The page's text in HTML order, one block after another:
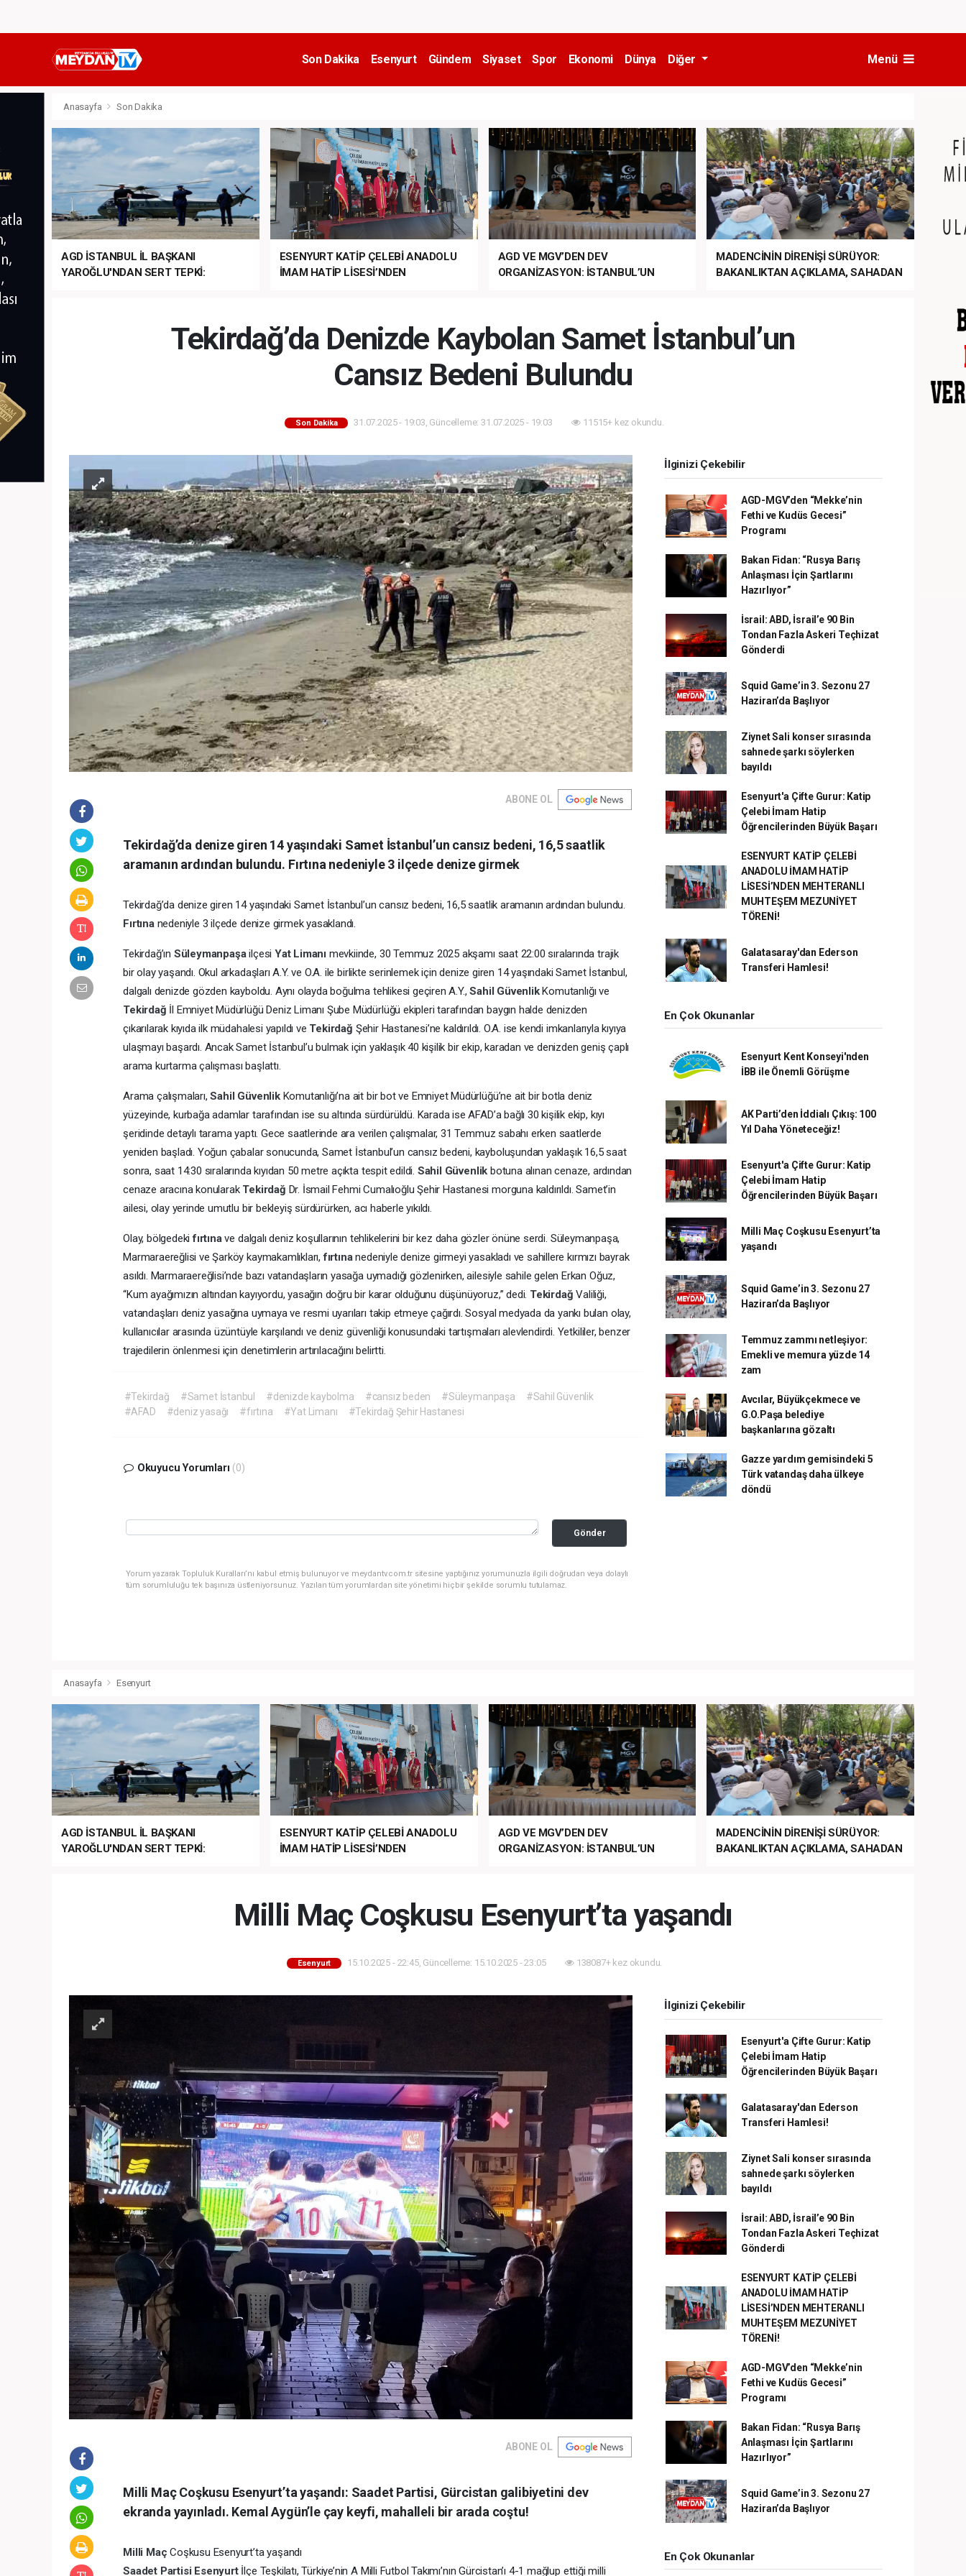
Son Dakika Esenyurt Gündem Siyaset Spor Ekonomi Dünya Diğer Menü
Anasayfa Son Dakika
AGD İSTANBUL İL BAŞKANI
YAROĞLU'NDAN SERT TEPKİ:
ESENYURT KATİP ÇELEBİ ANADOLU
İMAM HATİP LİSESİ’NDEN
AGD VE MGV’DEN DEV
ORGANİZASYON: İSTANBUL’UN
MADENCİNİN DİRENİŞİ SÜRÜYOR:
BAKANLIKTAN AÇIKLAMA, SAHADAN
Tekirdağ’da Denizde Kaybolan Samet İstanbul’un
Cansız Bedeni Bulundu
Son Dakika 31.07.2025 - 19:03, Güncelleme: 31.07.2025 - 19:03 11515+ kez okundu.
ABONE OL
Tekirdağ’da denize giren 14 yaşındaki Samet İstanbul’un cansız bedeni, 16,5 saatlik
aramanın ardından bulundu. Fırtına nedeniyle 3 ilçede denize girmek
Tekirdağ’da denize giren 14 yaşındaki Samet İstanbul’un cansız bedeni, 16,5 saatlik aramanın ardından bulundu.
Fırtına nedeniyle 3 ilçede denize girmek yasaklandı.
Tekirdağ’ın Süleymanpaşailçesi Yat Limanı mevkiinde, 30 Temmuz 2025 akşamı saat 22:00 sıralarında trajik
bir olay yaşandı. Okul arkadaşları A.Y. ve O.A. ile birlikte serinlemek için denize giren 14 yaşındaki Samet İstanbul,
dalgalı denizde gözden kayboldu. Aynı olayda boğulma tehlikesi geçiren A.Y.,Sahil GüvenlikKomutanlığı ve
Tekirdağ İl Emniyet Müdürlüğü Deniz Limanı Şube Müdürlüğü ekipleri tarafından baygın halde denizden
çıkarılarak kıyıda ilk müdahalesi yapıldı ve Tekirdağ Şehir Hastanesi’ne kaldırıldı. O.A. ise kendi imkanlarıyla kıyıya
ulaşmayı başardı. Ancak Samet İstanbul’u bulmak için yaklaşık 40 kişilik bir ekip, karadan ve denizden geniş çaplı
arama kurtarma çalışması başlattı.
Arama çalışmaları,Sahil Güvenlik Komutanlığı’na ait bir bot ve Emniyet Müdürlüğü’ne ait bir botla deniz
yüzeyinde, kurbağa adamlar tarafından ise su altında sürdürüldü. Karada ise AFAD’a bağlı 30 kişilik ekip, kıyı
şeridinde detaylı tarama yaptı. Gece saatlerinde ara verilen çalışmalar, 31 Temmuz sabahı erken saatlerde
yeniden başladı. Yoğun çabalar sonucunda, Samet İstanbul’un cansız bedeni, kayboluşundan yaklaşık 16,5 saat
sonra, saat 14:30 sıralarında kıyıdan 50 metre açıkta tespit edildi. Sahil Güvenlik botuna alınan cenaze, ardından
cenaze aracına konularak Tekirdağ Dr. İsmail Fehmi Cumalıoğlu Şehir Hastanesi morguna kaldırıldı. Samet’in
ailesi, olay yerinde umutlu bir bekleyiş sürdürürken, acı haberle yıkıldı.
Olay, bölgedekifırtınave dalgalı deniz koşullarının tehlikelerini bir kez daha gözler önüne serdi. Süleymanpaşa,
Marmaraereğlisi ve Şarköy kaymakamlıkları,fırtınanedeniyle denize girmeyi yasakladı ve sahillere kırmızı bayrak
asıldı. Marmaraereğlisi’nde bazı vatandaşların yasağa uymadığı gözlenirken, ailesiyle sahile gelen Erkan Oğuz,
“Kum ayağımızın altından kayıyordu, yasağın doğru bir karar olduğunu düşünüyoruz,” dedi. TekirdağValiliği,
vatandaşları deniz yasağına uymaya ve resmi uyarıları takip etmeye çağırdı. Sosyal medyada da yankı bulan olay,
kullanıcılar arasında üzüntüyle karşılandı ve deniz güvenliği konusundaki tartışmaları alevlendirdi. Yetkililer, benzer
trajedilerin önlenmesi için denetimlerin artırılacağını belirtti.
#Tekirdağ #Samet İstanbul #denizde kaybolma #cansız beden #Süleymanpaşa
#Sahil Güvenlik
#AFAD
#deniz yasağı #fırtına #Yat Limanı #Tekirdağ Şehir Hastanesi
Okuyucu Yorumları (0)
Gönder
Yorum yazarak Topluluk Kuralları’nı kabul etmiş bulunuyor ve meydantv.com.tr sitesine yaptığınız yorumunuzla ilgili doğrudan veya dolaylı
tüm sorumluluğu tek başınıza üstleniyorsunuz. Yazılan tüm yorumlardan site yönetimi hiçbir şekilde sorumlu tutulamaz.
İlginizi Çekebilir
AGD-MGV’den “Mekke’nin
Fethi ve Kudüs Gecesi”
Programı
Bakan Fidan: “Rusya Barış
Anlaşması İçin Şartlarını
Hazırlıyor”
İsrail: ABD, İsrail’e 90 Bin
Tondan Fazla Askeri Teçhizat
Gönderdi
Squid Game’in 3. Sezonu 27
Haziran’da Başlıyor
Ziynet Sali konser sırasında
sahnede şarkı söylerken
bayıldı
Esenyurt'a Çifte Gurur: Katip
Çelebi İmam Hatip
Öğrencilerinden Büyük Başarı
ESENYURT KATİP ÇELEBİ
ANADOLU İMAM HATİP
LİSESİ’NDEN MEHTERANLI
MUHTEŞEM MEZUNİYET
TÖRENİ!
Galatasaray'dan Ederson
Transferi Hamlesi!
En Çok Okunanlar
Esenyurt Kent Konseyi'nden
İBB ile Önemli Görüşme
AK Parti’den İddialı Çıkış: 100
Yıl Daha Yöneteceğiz!
Esenyurt'a Çifte Gurur: Katip
Çelebi İmam Hatip
Öğrencilerinden Büyük Başarı
Milli Maç Coşkusu Esenyurt’ta
yaşandı
Squid Game’in 3. Sezonu 27
Haziran’da Başlıyor
Temmuz zammı netleşiyor:
Emekli ve memura yüzde 14
zam
Avcılar, Büyükçekmece ve
G.O.Paşa belediye
başkanlarına gözaltı
Gazze yardım gemisindeki 5
Türk vatandaş daha ülkeye
döndü
Anasayfa Esenyurt
AGD İSTANBUL İL BAŞKANI
YAROĞLU'NDAN SERT TEPKİ:
ESENYURT KATİP ÇELEBİ ANADOLU
İMAM HATİP LİSESİ’NDEN
AGD VE MGV’DEN DEV
ORGANİZASYON: İSTANBUL’UN
MADENCİNİN DİRENİŞİ SÜRÜYOR:
BAKANLIKTAN AÇIKLAMA, SAHADAN
Milli Maç Coşkusu Esenyurt’ta yaşandı
Esenyurt 15.10.2025 - 22:45, Güncelleme: 15.10.2025 - 23:05 138087+ kez okundu.
ABONE OL
Milli Maç Coşkusu Esenyurt’ta yaşandı: Saadet Partisi, Gürcistan galibiyetini dev
ekranda yayınladı. Kemal Aygün’le çay keyfi, mahalleli bir arada coştu!
Milli MaçCoşkusu Esenyurt’ta yaşandı
Saadet Partisi Esenyurt İlçe Teşkilatı, Türkiye’nin A Milli Futbol Takımı’nın Gürcistan’ı 4-1 mağlup ettiği milli
İlginizi Çekebilir
Esenyurt'a Çifte Gurur: Katip
Çelebi İmam Hatip
Öğrencilerinden Büyük Başarı
Galatasaray'dan Ederson
Transferi Hamlesi!
Ziynet Sali konser sırasında
sahnede şarkı söylerken
bayıldı
İsrail: ABD, İsrail’e 90 Bin
Tondan Fazla Askeri Teçhizat
Gönderdi
ESENYURT KATİP ÇELEBİ
ANADOLU İMAM HATİP
LİSESİ’NDEN MEHTERANLI
MUHTEŞEM MEZUNİYET
TÖRENİ!
AGD-MGV’den “Mekke’nin
Fethi ve Kudüs Gecesi”
Programı
Bakan Fidan: “Rusya Barış
Anlaşması İçin Şartlarını
Hazırlıyor”
Squid Game’in 3. Sezonu 27
Haziran’da Başlıyor
En Çok Okunanlar